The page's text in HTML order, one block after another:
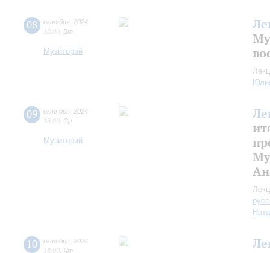
08 октября 2024
18:00 Вт
Музиторий
09 октября 2024
18:00 Ср
Музиторий
10 октября 2024
18:00 Чт